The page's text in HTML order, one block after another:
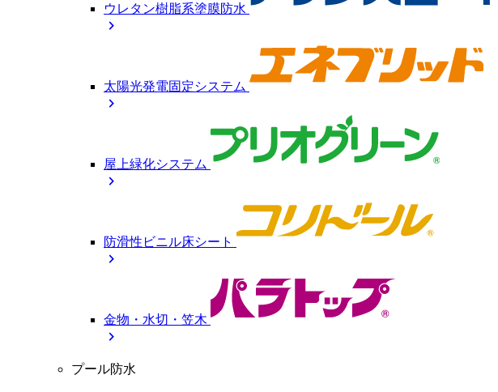
ウレタン樹脂系塗膜防水
chevron_right
太陽光発電固定システム
chevron_right
屋上緑化システム
chevron_right
防滑性ビニル床シート
chevron_right
金物・水切・笠木
chevron_right
プール防水